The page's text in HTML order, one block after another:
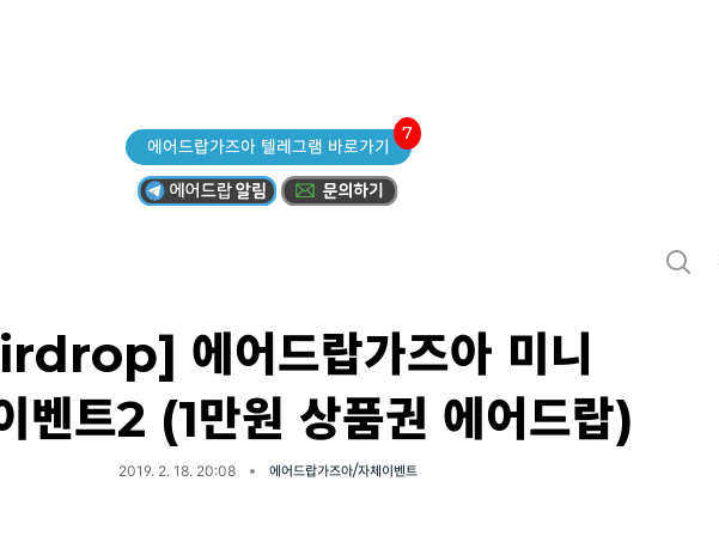
에어드랍가즈아 텔레그램 바로가기
7
에어드랍가즈아 미니
벤트2 (1만원 상품권 에어드랍)
2019. 2. 18. 20:08 에어드랍가즈아/자체이벤트